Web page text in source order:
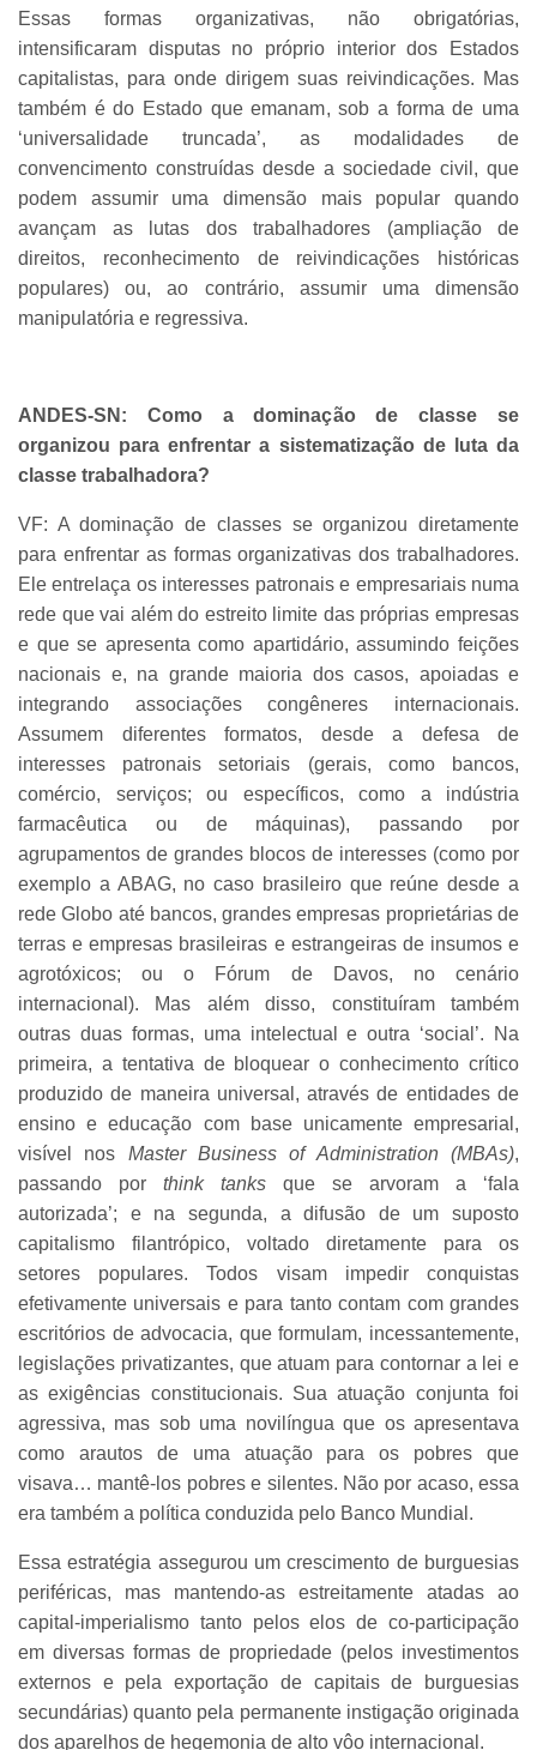
Essas formas organizativas, não obrigatórias,
intensificaram disputas no próprio interior dos Estados
capitalistas, para onde dirigem suas reivindicações. Mas
também é do Estado que emanam, sob a forma de uma
‘universalidade truncada’, as modalidades de
convencimento construídas desde a sociedade civil, que
podem assumir uma dimensão mais popular quando
avançam as lutas dos trabalhadores (ampliação de
direitos, reconhecimento de reivindicações históricas
populares) ou, ao contrário, assumir uma dimensão
manipulatória e regressiva.
ANDES-SN: Como a dominação de classe se
organizou para enfrentar a sistematização de luta da
classe trabalhadora?
VF: A dominação de classes se organizou diretamente
para enfrentar as formas organizativas dos trabalhadores.
Ele entrelaça os interesses patronais e empresariais numa
rede que vai além do estreito limite das próprias empresas
e que se apresenta como apartidário, assumindo feições
nacionais e, na grande maioria dos casos, apoiadas e
integrando associações congêneres internacionais.
Assumem diferentes formatos, desde a defesa de
interesses patronais setoriais (gerais, como bancos,
comércio, serviços; ou específicos, como a indústria
farmacêutica ou de máquinas), passando por
agrupamentos de grandes blocos de interesses (como por
exemplo a ABAG, no caso brasileiro que reúne desde a
rede Globo até bancos, grandes empresas proprietárias de
terras e empresas brasileiras e estrangeiras de insumos e
agrotóxicos; ou o Fórum de Davos, no cenário
internacional). Mas além disso, constituíram também
outras duas formas, uma intelectual e outra ‘social’. Na
primeira, a tentativa de bloquear o conhecimento crítico
produzido de maneira universal, através de entidades de
ensino e educação com base unicamente empresarial,
visível nos Master Business of Administration (MBAs),
passando por think tanks que se arvoram a ‘fala
autorizada’; e na segunda, a difusão de um suposto
capitalismo filantrópico, voltado diretamente para os
setores populares. Todos visam impedir conquistas
efetivamente universais e para tanto contam com grandes
escritórios de advocacia, que formulam, incessantemente,
legislações privatizantes, que atuam para contornar a lei e
as exigências constitucionais. Sua atuação conjunta foi
agressiva, mas sob uma novilíngua que os apresentava
como arautos de uma atuação para os pobres que
visava… mantê-los pobres e silentes. Não por acaso, essa
era também a política conduzida pelo Banco Mundial.
Essa estratégia assegurou um crescimento de burguesias
periféricas, mas mantendo-as estreitamente atadas ao
capital-imperialismo tanto pelos elos de co-participação
em diversas formas de propriedade (pelos investimentos
externos e pela exportação de capitais de burguesias
secundárias) quanto pela permanente instigação originada
dos aparelhos de hegemonia de alto vôo internacional.